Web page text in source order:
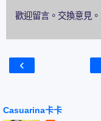
歡迎留言。交換意見
‹
Casuarina卡卡